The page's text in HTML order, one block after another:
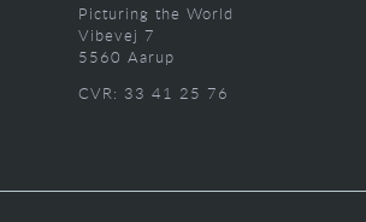
Picturing the World
Vibevej 7
5560 Aarup
CVR: 33 41 25 76